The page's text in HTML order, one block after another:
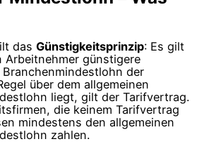
das Günstigkeitsprinzip: Es gilt
Arbeitnehmer günstigere
Branchenmindestlohn der
über dem allgemeinen
liegt, gilt der Tarifvertrag.
die keinem Tarifvertrag
mindestens den allgemeinen
zahlen.